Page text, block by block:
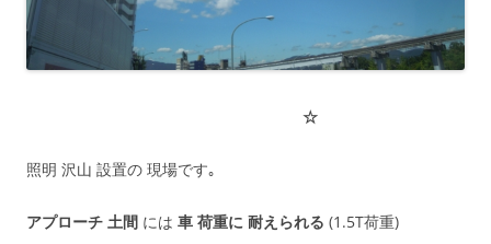
☆
照明 沢山 設置の 現場です｡
アプローチ 土間 には 車 荷重に 耐えられる (1.5T荷重)